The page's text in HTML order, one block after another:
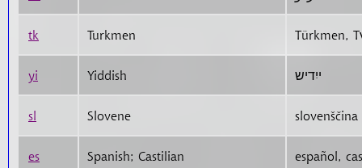
tk Turkmen Türkmen,
yi Yiddish ייִדיש
sl Slovene slovenščina
es Spanish; Castilian español,